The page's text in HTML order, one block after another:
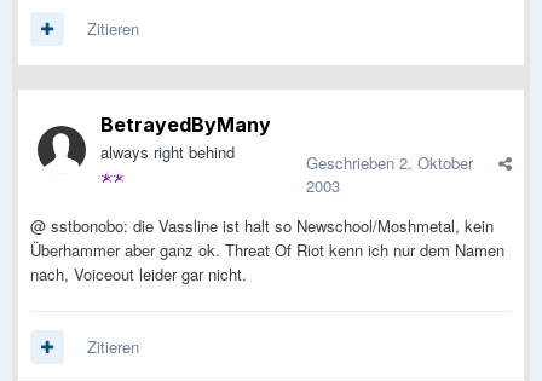
Zitieren
BetrayedByMany
always right behind Geschrieben 2. Oktober
2003
@ sstbonobo: die Vassline ist halt so Newschool/Moshmetal, kein
Überhammer aber ganz ok. Threat Of Riot kenn ich nur dem Namen
nach, Voiceout leider gar nicht.
Zitieren